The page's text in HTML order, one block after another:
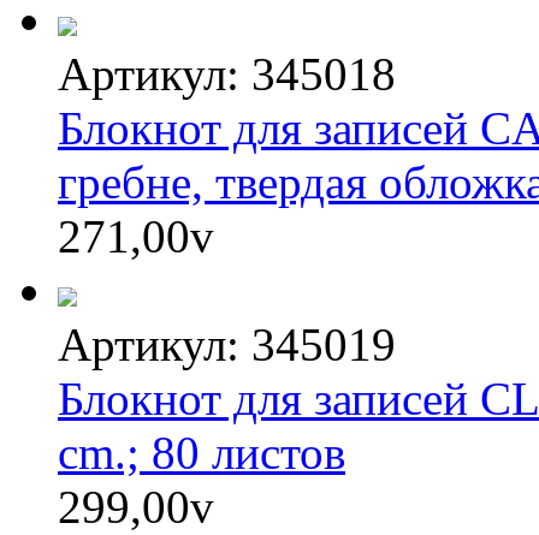
Артикул: 345018
Блокнот для записей
гребне, твердая
271,00v
Артикул: 345019
Блокнот для записей
cm.; 80 листов
299,00v